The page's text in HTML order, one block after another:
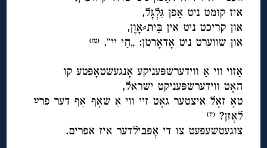
איז קומט ניט אַפן גִּלְגָּל,
און קריכט ניט אין בֵּית⸗אָוֶן,
און שווערט ניט אָדאָרטן: „חַי יי“.(טז)
אַזוי ווי אַ ווידערשפּעניקע אָנגעשטאָפּטע קו
האָט ווידערשפּעניקט ישראל,
טאָ זאָל איצטער גאָט זיי ווי אַ שאָף אַף דער פרײַ
לאָזן?(יז)
צוגעטשעפּעט צו די אָפּבילדער איז אפרים.